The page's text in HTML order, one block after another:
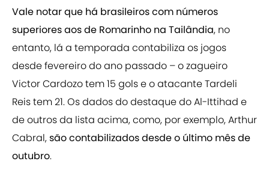
Vale notar que há brasileiros com números
superiores aos de Romarinho na Tailândia, no
entanto, lá a temporada contabiliza os jogos
desde fevereiro do ano passado – o zagueiro
Victor Cardozo tem 15 gols e o atacante Tardeli
Reis tem 21. Os dados do destaque do Al-Ittihad e
de outros da lista acima, como, por exemplo, Arthur
Cabral,são contabilizados desde o último mês de
outubro.